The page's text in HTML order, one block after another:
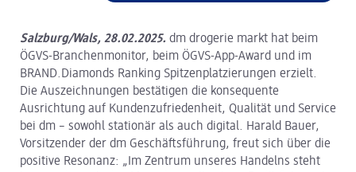
Salzburg/Wals, 28.02.2025. dm drogerie markt hat beim
ÖGVS-Branchenmonitor, beim ÖGVS-App-Award und im
BRAND.Diamonds Ranking Spitzenplatzierungen erzielt.
Die Auszeichnungen bestätigen die konsequente
Ausrichtung auf Kundenzufriedenheit, Qualität und Service
bei dm – sowohl stationär als auch digital. Harald Bauer,
Vorsitzender der dm Geschäftsführung, freut sich über die
positive Resonanz: „Im Zentrum unseres Handelns steht